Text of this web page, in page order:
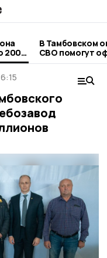
200
В Тамбовском
СВО помогут